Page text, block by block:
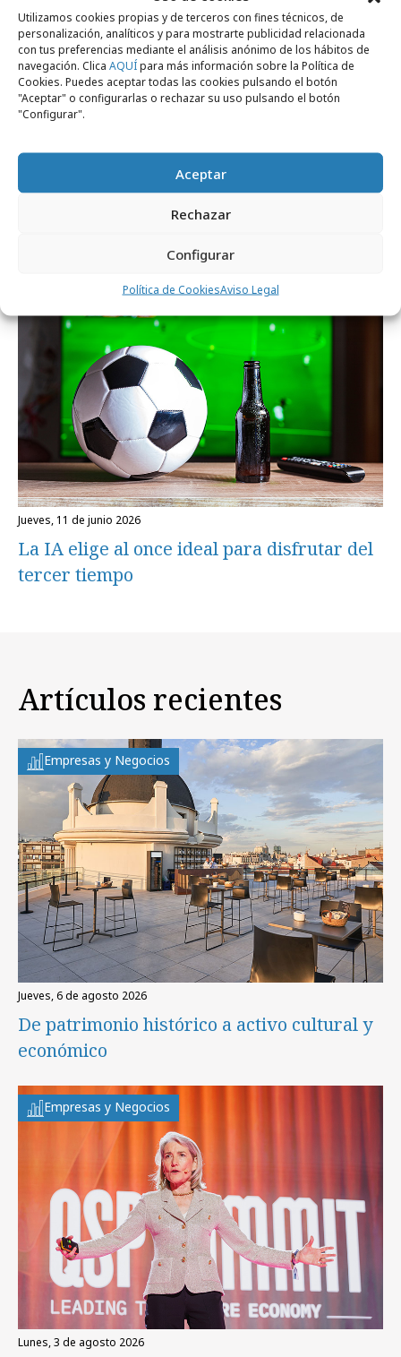
Utilizamos cookies propias y de terceros con fines técnicos, de
personalización, analíticos y para mostrarte publicidad relacionada
con tus preferencias mediante el análisis anónimo de los hábitos de
navegación. Clica AQUÍpara más información sobre la Política de
Cookies. Puedes aceptar todas las cookies pulsando el botón
"Aceptar" o configurarlas o rechazar su uso pulsando el botón
"Configurar".
Aceptar
Rechazar
Configurar
Política de CookiesAviso Legal
El diario AS presenta "Manolo´Clock"
Formación y estudios
jueves, 11 de junio 2026
La IA elige al once ideal para disfrutar del
tercer tiempo
Artículos recientes
Empresas y Negocios
jueves, 6 de agosto 2026
De patrimonio histórico a activo cultural y
económico
Empresas y Negocios
lunes, 3 de agosto 2026